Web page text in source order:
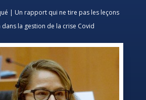
| Un rapport qui ne tire pas les leçons
dans la gestion de la crise Covid